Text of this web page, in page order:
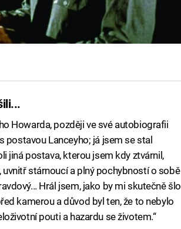
Howarda, později ve své autobiografii
postavou Lanceyho; já jsem se stal
jiná postava, kterou jsem kdy ztvárnil,
stárnoucí a plný pochybností o sobě
Hrál jsem, jako by mi skutečně šlo
kamerou a důvod byl ten, že to nebylo
pouti a hazardu se životem.“